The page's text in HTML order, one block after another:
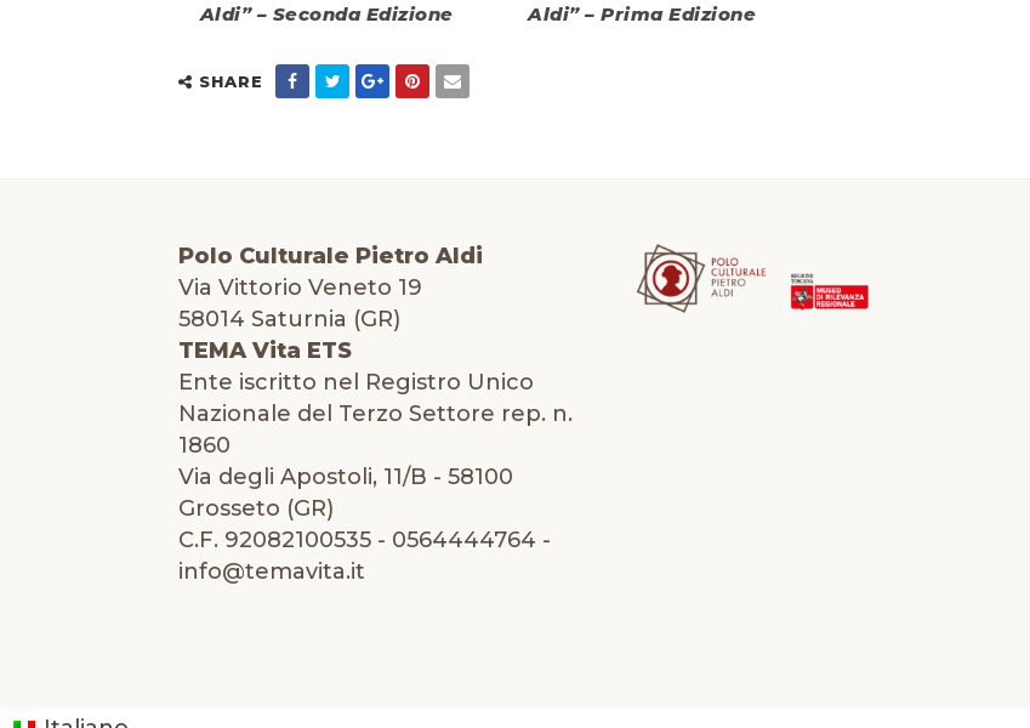
Aldi” – Seconda Edizione
Aldi” – Prima Edizione
SHARE
Polo Culturale Pietro Aldi
Via Vittorio Veneto 19
58014 Saturnia (GR)
TEMA Vita ETS
Ente iscritto nel Registro Unico
Nazionale del Terzo Settore rep. n.
1860
Via degli Apostoli, 11/B - 58100
Grosseto (GR)
C.F. 92082100535 - 0564444764 -
info@temavita.it